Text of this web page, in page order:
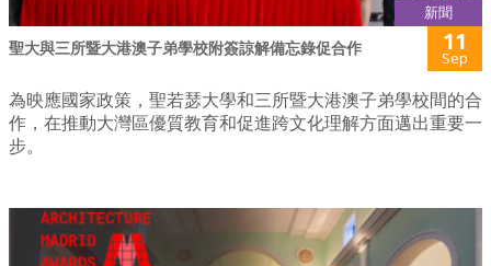
新聞
聖大與三所暨大港澳子弟學校附簽諒解備忘錄促合作 11
Sep
為映應國家政策，聖若瑟大學和三所暨大港澳子弟學校間的合
作，在推動大灣區優質教育和促進跨文化理解方面邁出重要一
步。